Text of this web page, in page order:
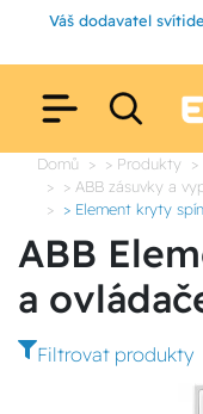
Váš dodavatel
Domů > Produkty
> ABB zásuvky a
> Element kryty
ABB
a
Filtrovat produkty